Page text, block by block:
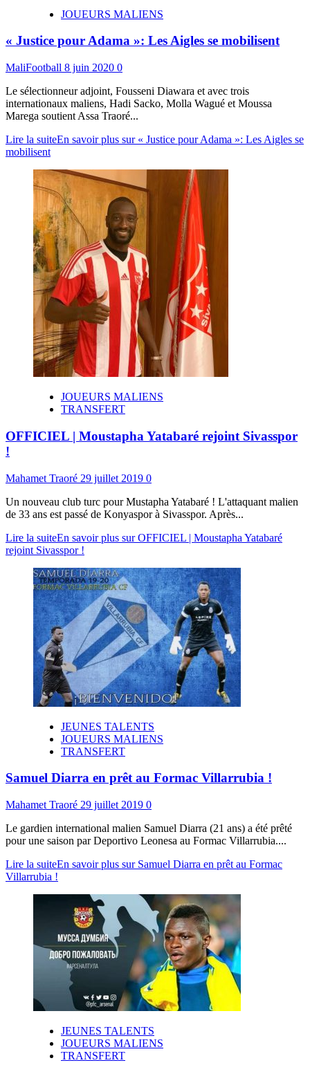
JOUEURS MALIENS
« Justice pour Adama »: Les Aigles se mobilisent
MaliFootball 8 juin 2020 0
Le sélectionneur adjoint, Fousseni Diawara et avec trois
internationaux maliens, Hadi Sacko, Molla Wagué et Moussa
Marega soutient Assa Traoré...
Lire la suiteEn savoir plus sur « Justice pour Adama »: Les Aigles se
mobilisent
JOUEURS MALIENS
TRANSFERT
OFFICIEL | Moustapha Yatabaré rejoint Sivasspor
!
Mahamet Traoré 29 juillet 2019 0
Un nouveau club turc pour Mustapha Yatabaré ! L'attaquant malien
de 33 ans est passé de Konyaspor à Sivasspor. Après...
Lire la suiteEn savoir plus sur OFFICIEL | Moustapha Yatabaré
rejoint Sivasspor !
JEUNES TALENTS
JOUEURS MALIENS
TRANSFERT
Samuel Diarra en prêt au Formac Villarrubia !
Mahamet Traoré 29 juillet 2019 0
Le gardien international malien Samuel Diarra (21 ans) a été prêté
pour une saison par Deportivo Leonesa au Formac Villarrubia....
Lire la suiteEn savoir plus sur Samuel Diarra en prêt au Formac
Villarrubia !
JEUNES TALENTS
JOUEURS MALIENS
TRANSFERT